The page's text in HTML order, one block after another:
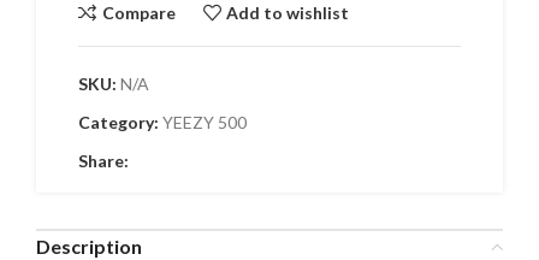
Compare Add to wishlist
SKU: N/A
Category: YEEZY 500
Share:
Description